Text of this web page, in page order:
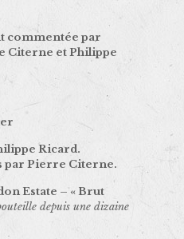
commentée par
Citerne et Philippe
Ricard.
par Pierre Citerne.
Estate – « Brut
depuis une dizaine